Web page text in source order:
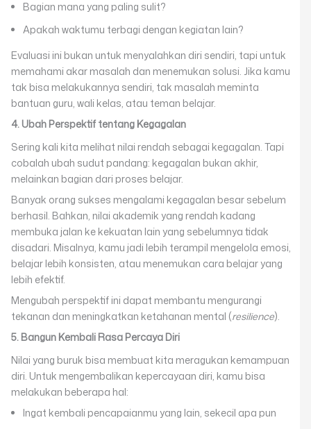
Bagian mana yang paling sulit?
Apakah waktumu terbagi dengan kegiatan lain?
Evaluasi ini bukan untuk menyalahkan diri sendiri, tapi untuk
memahami akar masalah dan menemukan solusi. Jika kamu
tak bisa melakukannya sendiri, tak masalah meminta
bantuan guru, wali kelas, atau teman belajar.
4. Ubah Perspektif tentang Kegagalan
Sering kali kita melihat nilai rendah sebagai kegagalan. Tapi
cobalah ubah sudut pandang: kegagalan bukan akhir,
melainkan bagian dari proses belajar.
Banyak orang sukses mengalami kegagalan besar sebelum
berhasil. Bahkan, nilai akademik yang rendah kadang
membuka jalan ke kekuatan lain yang sebelumnya tidak
disadari. Misalnya, kamu jadi lebih terampil mengelola emosi,
belajar lebih konsisten, atau menemukan cara belajar yang
lebih efektif.
Mengubah perspektif ini dapat membantu mengurangi
tekanan dan meningkatkan ketahanan mental (resilience).
5. Bangun Kembali Rasa Percaya Diri
Nilai yang buruk bisa membuat kita meragukan kemampuan
diri. Untuk mengembalikan kepercayaan diri, kamu bisa
melakukan beberapa hal:
Ingat kembali pencapaianmu yang lain, sekecil apa pun